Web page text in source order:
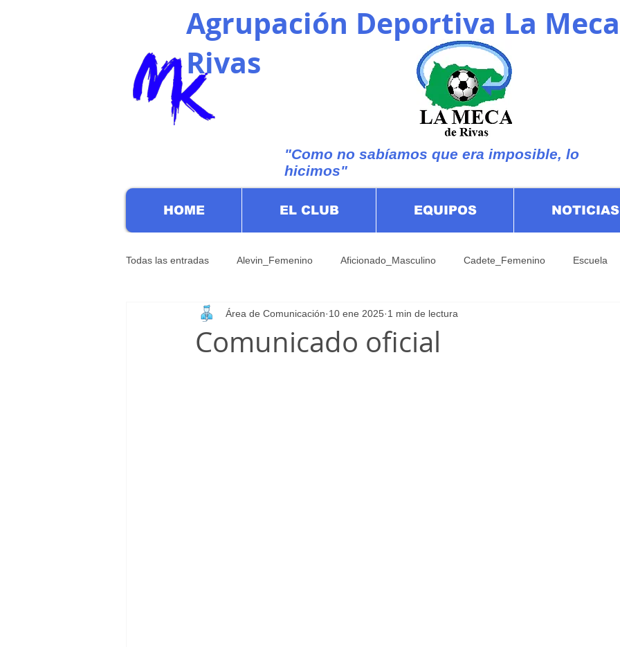
Agrupación Deportiva La
Rivas
"Como no sabíamos que era imposible, lo
hicimos"
HOME EL CLUB EQUIPOS NOTICIAS
Todas las entradas Alevin_Femenino Aficionado_Masculino Cadete_Femenino Escuela
Infantil_Femenino Patrocinadores Juvenil_Femenino
Comunicado oficial
Área de Comunicación 10 ene 2025 1 min de lectura